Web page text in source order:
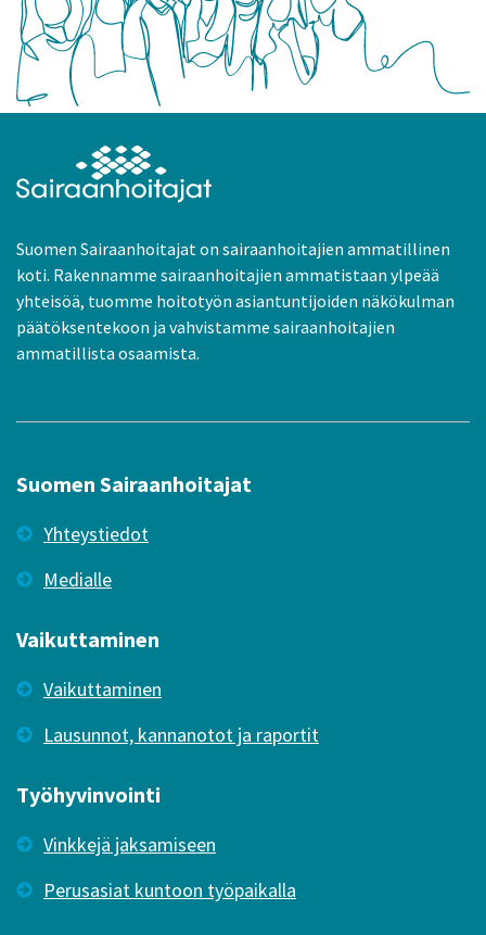
Suomen Sairaanhoitajat on sairaanhoitajien ammatillinen
koti. Rakennamme sairaanhoitajien ammatistaan ylpeää
yhteisöä, tuomme hoitotyön asiantuntijoiden näkökulman
päätöksentekoon ja vahvistamme sairaanhoitajien
ammatillista osaamista.
Suomen Sairaanhoitajat
Yhteystiedot
Medialle
Vaikuttaminen
Vaikuttaminen
Lausunnot, kannanotot ja raportit
Työhyvinvointi
Vinkkejä jaksamiseen
Perusasiat kuntoon työpaikalla